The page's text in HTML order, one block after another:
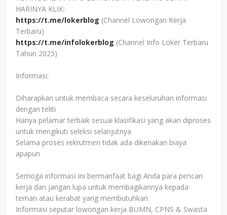
HARINYA KLIK:
https://t.me/lokerblog (Channel Lowongan Kerja
Terbaru)
https://t.me/infolokerblog (Channel Info Loker Terbaru
Tahun 2025)
Informasi:
Diharapkan untuk membaca secara keseluruhan informasi
dengan teliti
Hanya pelamar terbaik sesuai klasifikasi yang akan diproses
untuk mengikuti seleksi selanjutnya
Selama proses rekrutmen tidak ada dikenakan biaya
apapun
Semoga informasi ini bermanfaat bagi Anda para pencari
kerja dan jangan lupa untuk membagikannya kepada
teman atau kerabat yang membutuhkan.
Informasi seputar lowongan kerja BUMN, CPNS & Swasta